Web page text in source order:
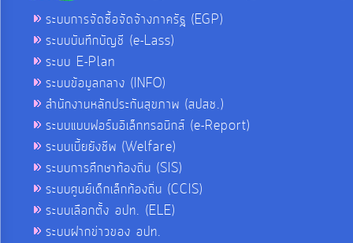
ระบบการจัดซื้อจัดจ้างภาครัฐ (EGP)
ระบบบันทึกบัญชี (e-Lass)
ระบบ E-Plan
ระบบข้อมูลกลาง (INFO)
สำนักงานหลักประกันสุขภาพ (สปสช.)
ระบบแบบฟอร์มอิเล็กทรอนิกส์ (e-Report)
ระบบเบี้ยยังชีพ (Welfare)
ระบบการศึกษาท้องถิ่น (SIS)
ระบบศูนย์เด็กเล็กท้องถิ่น (CCIS)
ระบบเลือกตั้ง อปท. (ELE)
ระบบฝากข่าวของ อปท.